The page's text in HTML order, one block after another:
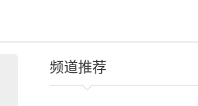
频道推荐